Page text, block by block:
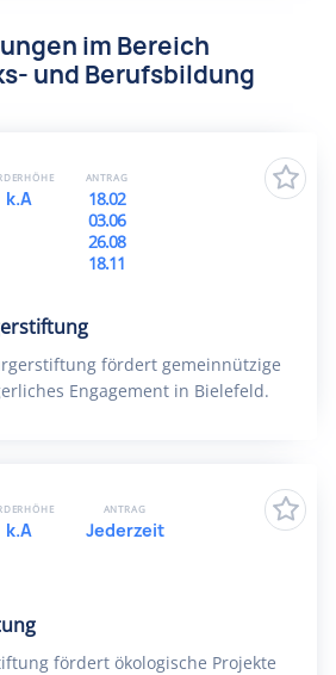
im Bereich
und Berufsbildung
fördert gemeinnützige
Engagement in Bielefeld.
k.A
ANTRAG
18.02
03.06
26.08
18.11
fördert ökologische Projekte
k.A
ANTRAG
Jederzeit